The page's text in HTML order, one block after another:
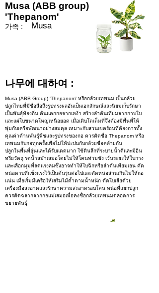
Musa (ABB group)
'Thepanom'
가족 : Musa
나무에 대하여 :
Musa (ABB Group) 'Thepanom' หรือกล้วยเทพนม เป็นกล้วย
ปลูกไทยที่มีชื่อสื่อถึงรูปทรงผลอันเป็นเอกลักษณ์และนิยมเก็บรักษา
เป็นพันธุ์ท้องถิ่น ต้นแตกกอจากเหง้า สร้างลำต้นเทียมจากกาบใบ
และแผ่ใบขนาดใหญ่เหนือยอด เมื่อเติบโตเต็มที่จึงต้องมีพื้นที่ให้
พุ่มกับเครือพัฒนาอย่างสมดุล เหมาะกับสวนเขตร้อนที่ต้องการทั้ง
คุณค่าด้านพันธุ์พืชและรูปทรงของกอ ควรติดชื่อ Thepanom หรือ
เทพนมกับกอทุกครั้งเพื่อไม่ให้ปะปนกับกล้วยชื่อคล้ายกัน
ปลูกในพื้นที่อุ่นและได้รับแดดมาก ใช้ดินลึกที่ระบายน้ำดีและมีอิน
ทรียวัตถุ รดน้ำสม่ำเสมอโดยไม่ให้โคนท่วมขัง เว้นระยะให้ใบกาง
และเลือกมุมที่ลดแรงลมซึ่งอาจทำให้ใบฉีกหรือลำต้นเทียมเอน คัด
หน่อดาบที่แข็งแรงไว้เป็นต้นรุ่นต่อไปและตัดหน่อส่วนเกินไม่ให้กอ
แน่น เมื่อเริ่มมีเครือให้เสริมไม้ค้ำตามน้ำหนัก ตัดใบเสียด้วย
เครื่องมือสะอาดและรักษาความสะอาดรอบโคน หน่อที่แยกปลูก
ควรติดฉลากจากกอแม่เสมอเพื่อคงชื่อกล้วยเทพนมตลอดการ
ขยายพันธุ์